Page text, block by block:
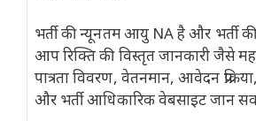
भर्ती की न्यूनतम आयु NA है और भर्ती
आप रिक्ति की विस्तृत जानकारी जैसे
पात्रता विवरण, वेतनमान, आवेदन
और भर्ती आधिकारिक वेबसाइट जान